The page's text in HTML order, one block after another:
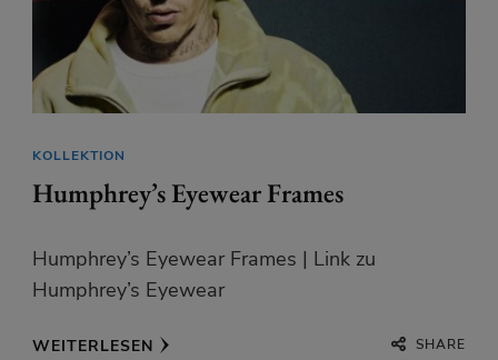
KOLLEKTION
Humphrey’s Eyewear Frames
Humphrey’s Eyewear Frames | Link zu
Humphrey’s Eyewear
WEITERLESEN SHARE